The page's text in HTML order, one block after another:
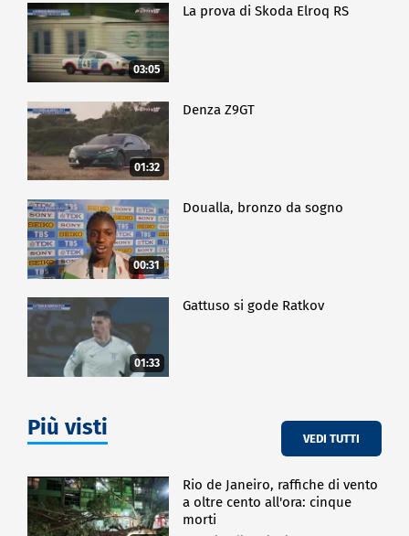
03:05
La prova di Skoda Elroq RS
01:32
Denza Z9GT
00:31
Doualla, bronzo da sogno
01:33
Gattuso si gode Ratkov
Più visti VEDI TUTTI
Rio de Janeiro, raffiche di vento
a oltre cento all'ora: cinque
morti